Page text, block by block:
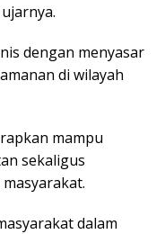
dengan menyasar
di wilayah
mampu
sekaligus
dalam